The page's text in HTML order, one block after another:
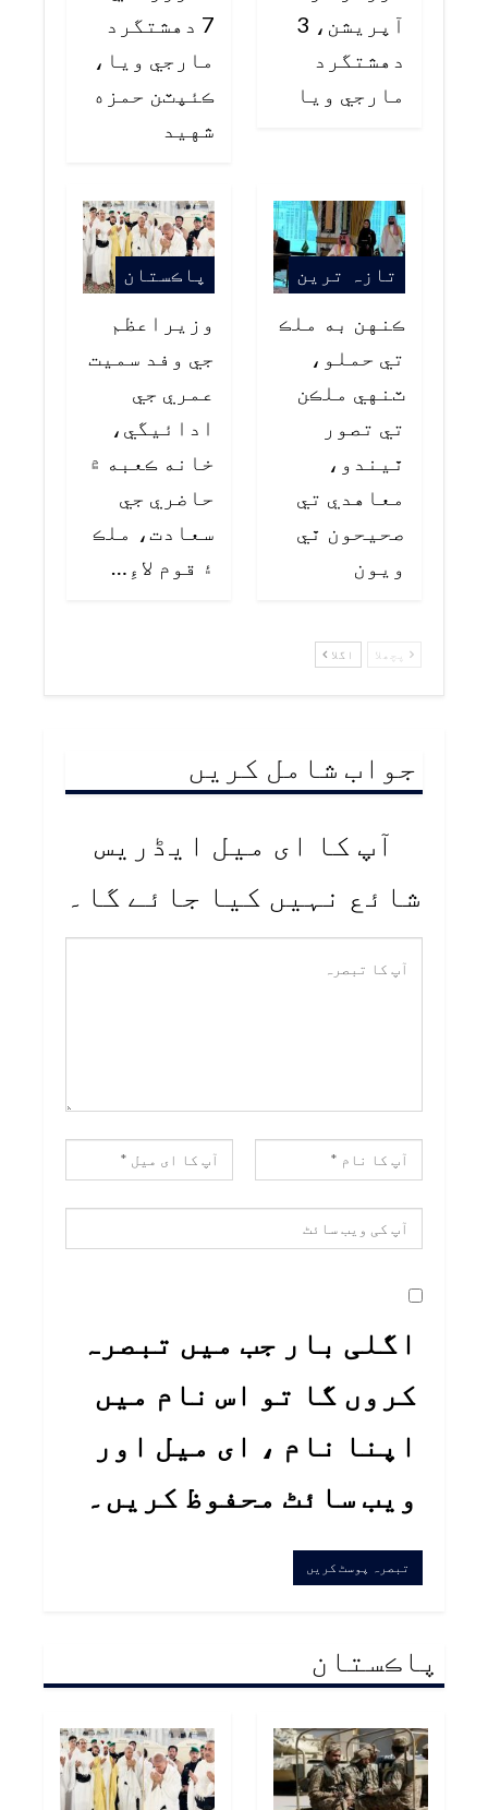
آپريشن، 3
دهشتگرد
مارجي ويا
7 دهشتگرد
مارجي ويا،
ڪئپٽن حمزه
شهيد
تازہ ترین
ڪنهن به ملڪ
تي حملو،
ٽنهي ملڪن
تي تصور
ٿيندو،
معاهدي تي
صحيحون ٿي
ويون
پاڪستان
وزيراعظم
جي وفد سميت
عمري جي
ادائيگي،
خانه ڪعبه ۾
حاضري جي
سعادت، ملڪ
۽ قوم لاءِ…
پچھلا اگلا
جواب شامل کریں
آپ کا ای میل ایڈریس
شائع نہیں کیا جائے گا۔
اگلی بار جب میں تبصرہ
کروں گا تو اس نام میں
اپنا نام ، ای میل اور
ویب سائٹ محفوظ کریں۔
پاڪستان